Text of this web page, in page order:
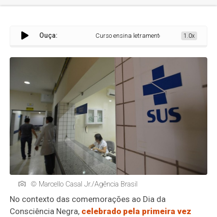
Ouça: Curso ensina letramento racial a 1.0x
© Marcello Casal Jr./Agência Brasil
No contexto das comemorações ao Dia da
Consciência Negra, celebrado pela primeira vez